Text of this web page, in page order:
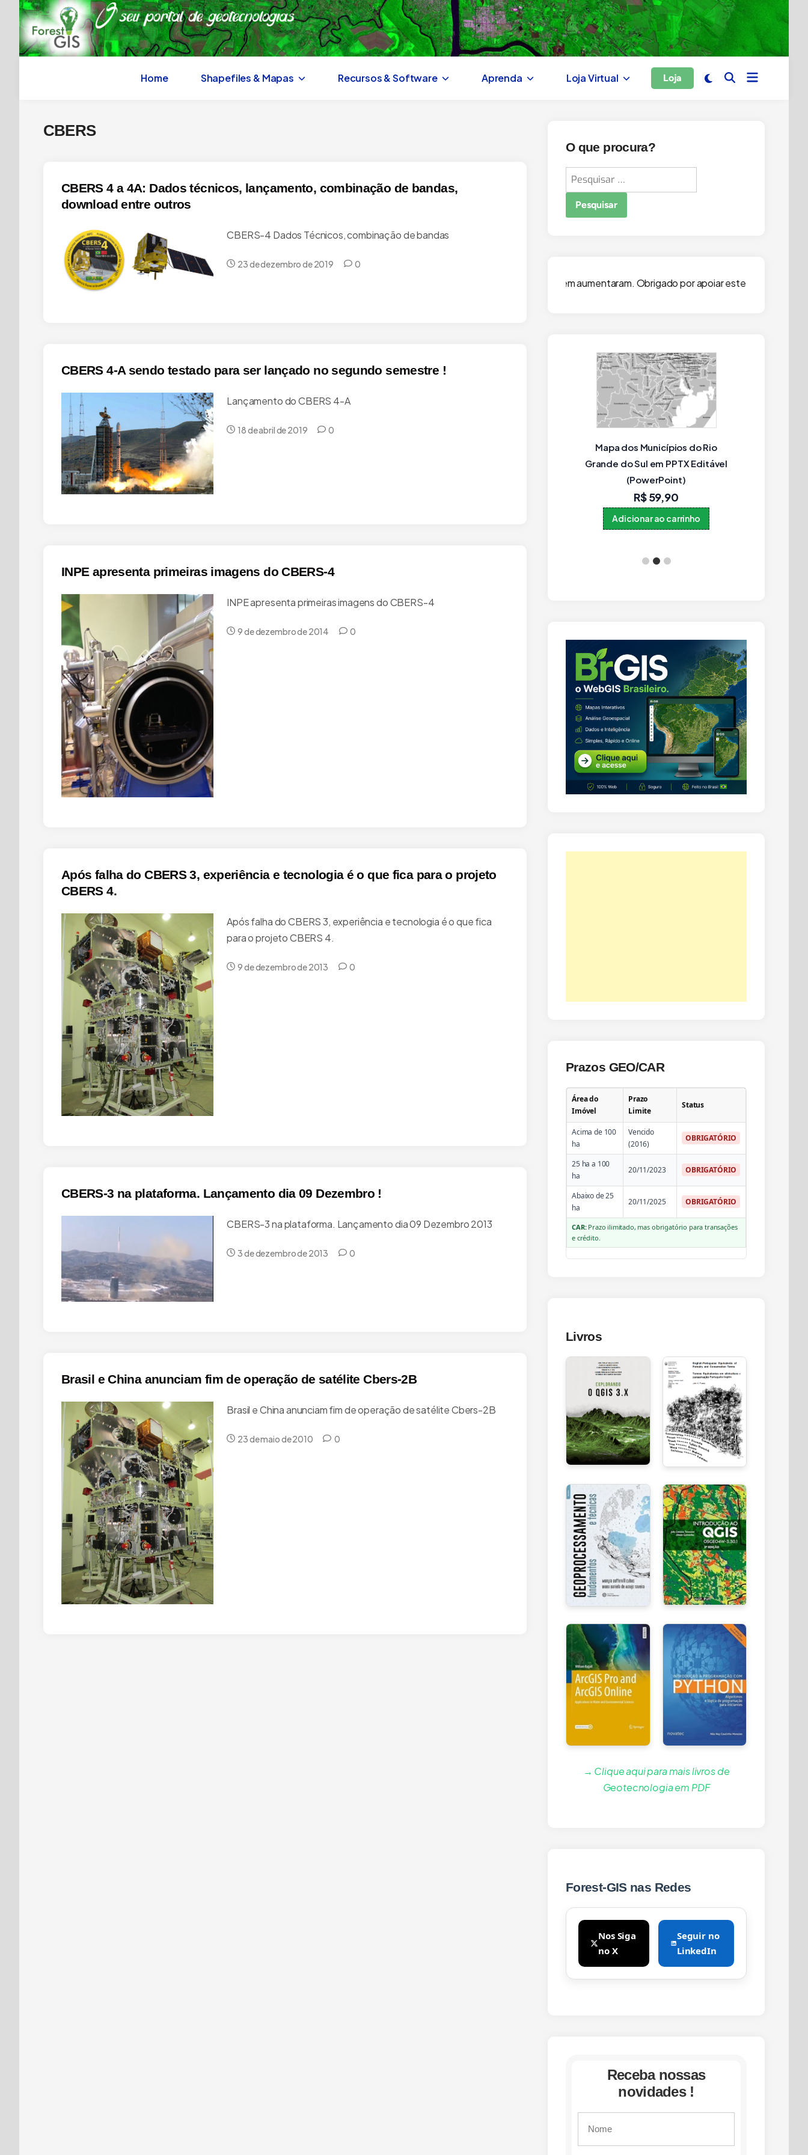
Skip
to
content
Home Shapefiles & Mapas Recursos & Software Aprenda Loja Virtual Loja Switch
to Open Open
CBERS
CBERS 4 a 4A: Dados técnicos, lançamento, combinação de bandas,
download entre outros
CBERS-4 Dados Técnicos, combinação de bandas
23 de dezembro de 2019 0
CBERS 4-A sendo testado para ser lançado no segundo semestre !
Lançamento do CBERS 4-A
18 de abril de 2019 0
INPE apresenta primeiras imagens do CBERS-4
INPE apresenta primeiras imagens do CBERS-4
9 de dezembro de 2014 0
Após falha do CBERS 3, experiência e tecnologia é o que fica para o projeto
CBERS 4.
Após falha do CBERS 3, experiência e tecnologia é o que fica
para o projeto CBERS 4.
9 de dezembro de 2013 0
CBERS-3 na plataforma. Lançamento dia 09 Dezembro !
CBERS-3 na plataforma. Lançamento dia 09 Dezembro 2013
3 de dezembro de 2013 0
Brasil e China anunciam fim de operação de satélite Cbers-2B
Brasil e China anunciam fim de operação de satélite Cbers-2B
23 de maio de 2010 0
O que procura?
Pesquisar
por:
excesso de anúncios. Estamos trabalhando para manter o Forest GIS online, mas os custos de hospedagem aumentaram. Obrigado por apoiar este projeto independente!
Município Paraná como objetos
editáveis (IBGE 2021, Novo!)
Mapa dos Municípios do Rio
Grande do Sul em PPTX Editável
(PowerPoint)
R$59,90
Adicionar ao carrinho
Prazos GEO/CAR
Área do
Imóvel
Prazo
Limite
Status
Acima de 100
ha
Vencido
(2016)
OBRIGATÓRIO
25 ha a 100
ha
20/11/2023 OBRIGATÓRIO
Abaixo de 25
ha
20/11/2025 OBRIGATÓRIO
CAR:Prazo ilimitado, mas obrigatório para transações
e crédito.
Livros
→ Clique aqui para mais livros de
Geotecnologia em PDF
Forest-GIS nas Redes
Nos Siga
no X
Seguir no
LinkedIn
Receba nossas
novidades !